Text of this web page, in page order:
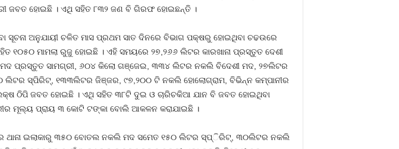
ଜବତ ହୋଇଛି । ଏଥି ସହିତ ୮୩୨ ଜଣ ବି ଗିରଫ ହୋଇଛନ୍ତି ।
ସୂଚନା ଅନୁଯାୟୀ ଚଳିତ ମାସ ପ୍ରଥମ ସାତ ଦିନରେ ବିଭାଗ ପକ୍ଷରୁ ହୋଇଥିବା ଚଢଉରେ
୧୦୫୦ ମାମଲା ରୁଜୁ ହୋଇଛି । ଏହି ସମୟରେ ୨୭,୨୬୬ ଲିଟର କାରଖାନା ପ୍ରସ୍ତୁତ ଦେଶୀ
ପ୍ରସ୍ତୁତ ସାମଗ୍ରୀ, ୬୦୪ କିଲୋ ଗଞ୍ଜେଇ, ୩୩୪ ଲିଟର ନକଲି ବିଦେଶୀ ମଦ, ୨୭ଲିଟର
ଲିଟର ସ୍ପିରିଟ୍‍, ୧୩୩ଲିଟର ଜିଞ୍ଜର, ୯୭,୨୦୦ ଟି ନକଲି ହୋଲୋଗ୍ରାମ, ବିଭିନ୍ନ କମ୍ପାନୀର
ଠିପି ଜବତ ହୋଇଛି । ଏଥି ସହିତ ୩୮ଟି ଦୁଇ ଓ ଚାରିଚକିଆ ଯାନ ବି ଜବତ ହୋଇଥିବା
ମୂଲ୍ୟ ପ୍ରାୟ ୩ କୋଟି ଟଙ୍କା ବୋଲି ଆକଳନ କରାଯାଇଛି ।
ଥାନା ଇଲାକାରୁ ୩୫୦ ବୋତଲ ନକଲି ମଦ ସମେତ ୧୫୦ ଲିଟର ସ୍ପ୍‍ିରିଟ୍‍, ୩୦ଲିଟର ନକଲି